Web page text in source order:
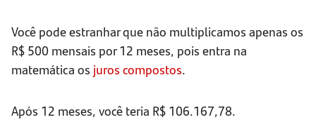
Você pode estranhar que não multiplicamos apenas os
R$ 500 mensais por 12 meses, pois entra na
matemática os juros compostos.
Após 12 meses, você teria R$ 106.167,78.